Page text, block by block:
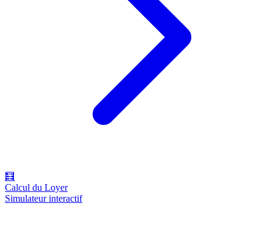
🧮
Calcul du Loyer
Simulateur interactif